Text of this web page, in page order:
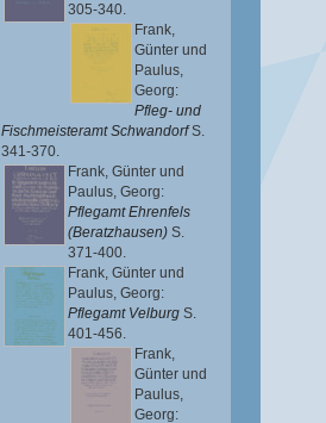
305-340.
Frank,
Günter und
Paulus,
Georg:
Pfleg- und
Fischmeisteramt SchwandorfS.
341-370.
Frank, Günter und
Paulus, Georg:
Pflegamt Ehrenfels
(Beratzhausen) S.
371-400.
Frank, Günter und
Paulus, Georg:
Pflegamt Velburg S.
401-456.
Frank,
Günter und
Paulus,
Georg: